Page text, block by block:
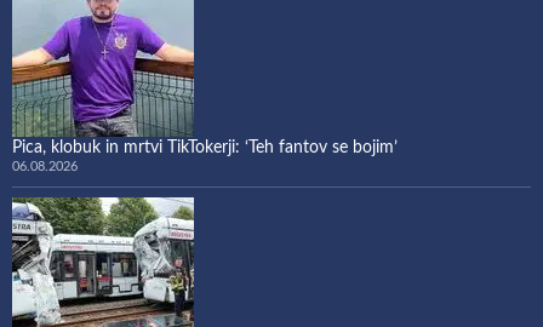
Pica, klobuk in mrtvi TikTokerji: ‘Teh fantov se bojim’
06.08.2026